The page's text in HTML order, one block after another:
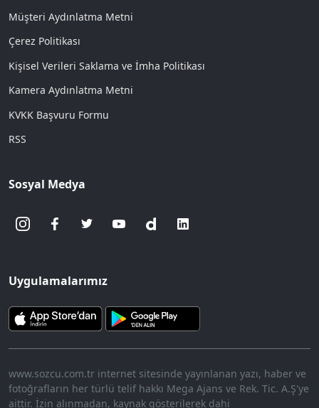
Müşteri Aydınlatma Metni
Çerez Politikası
Kişisel Verileri Saklama ve İmha Politikası
Kamera Aydınlatma Metni
KVKK Başvuru Formu
RSS
Sosyal Medya
Uygulamalarımız
www.sozcu.com.tr internet sitesinde yayınlanan yazı, haber ve
fotoğrafların her türlü telif hakkı Mega Ajans ve Rek. Tic. A.Ş'ye
aittir. İzin alınmadan, kaynak gösterilerek dahi